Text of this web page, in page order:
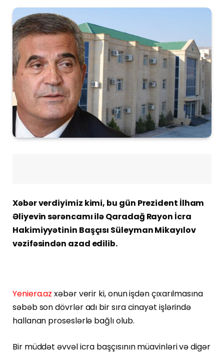
Xəbər verdiyimiz kimi, bu gün Prezident İlham
Əliyevin sərəncamı ilə Qaradağ Rayon İcra
Hakimiyyətinin Başçısı Süleyman Mikayılov
vəzifəsindən azad edilib.
Yeniera.az xəbər verir ki, onun işdən çıxarılmasına
səbəb son dövrlər adı bir sıra cinayət işlərində
hallanan proseslərlə bağlı olub.
Bir müddət əvvəl icra başçısının müavinləri və digər